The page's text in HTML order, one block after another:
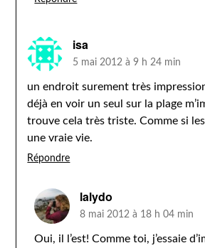
isa
5 mai 2012 à 9 h 24 min
un endroit surement très
déjà en voir un seul sur la plage
trouve cela très triste. Comme si
une vraie vie.
Répondre
lalydo
8 mai 2012 à 18 h 04 min
Oui, il l’est! Comme toi, j’essaie